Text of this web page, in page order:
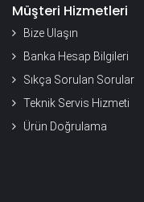
Müşteri Hizmetleri
Bize Ulaşın
Banka Hesap Bilgileri
Sıkça Sorulan Sorular
Teknik Servis Hizmeti
Ürün Doğrulama